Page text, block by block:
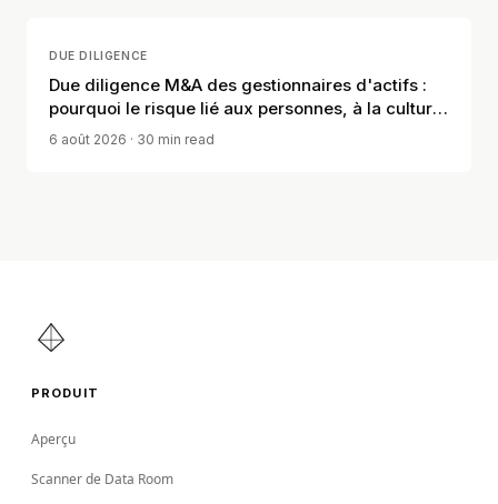
DUE DILIGENCE
Due diligence M&A des gestionnaires d'actifs :
pourquoi le risque lié aux personnes, à la culture
et à la distribution compte
6 août 2026 · 30 min read
PRODUIT
Aperçu
Scanner de Data Room